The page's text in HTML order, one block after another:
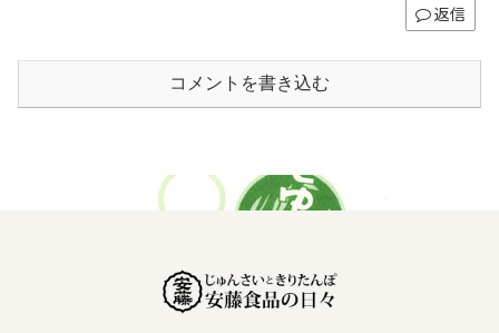
返信
コメントを書き込む